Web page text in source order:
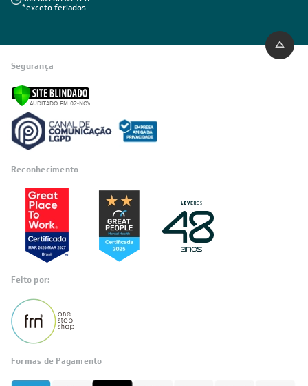
*exceto feriados
Segurança
Reconhecimento
Feito por:
Formas de Pagamento